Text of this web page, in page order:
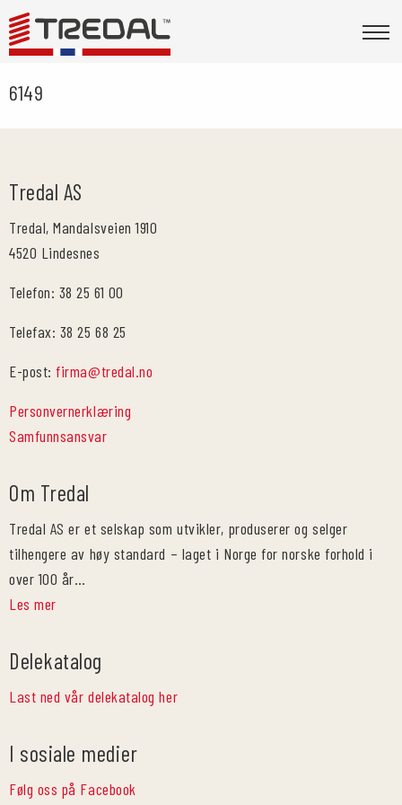
6149
Tredal AS
Tredal, Mandalsveien 1910
4520 Lindesnes
Telefon: 38 25 61 00
Telefax: 38 25 68 25
E-post:firma@tredal.no
Personvernerklæring
Samfunnsansvar
Om Tredal
Tredal AS er et selskap som utvikler, produserer og selger
tilhengere av høy standard – laget i Norge for norske forhold i
over 100 år…
Les mer
Delekatalog
Last ned vår delekatalog her
I sosiale medier
Følg oss på Facebook